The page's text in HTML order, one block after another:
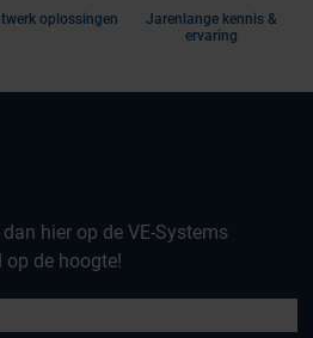
oplossingen
Jarenlange kennis &
ervaring
hier op de VE-Systems
de hoogte!